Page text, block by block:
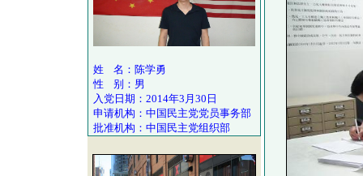
姓 名：陈学勇
性 别：男
入党日期：2014年3月30日
申请机构：中国民主党党员事务部
批准机构：中国民主党组织部